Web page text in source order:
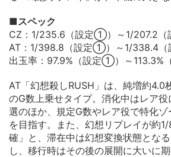
■スペック
CZ：1/235.6（設定①）～1/207.2（
AT：1/398.8（設定①）～1/338.4（
出玉率：97.9%（設定①）～113.3%
AT「幻想殺しRUSH」は、純増約4.0
のG数上乗せタイプ。消化中はレア
選のほか、規定G数やレア役で特化
を目指す。また、幻想リプレイが約
確」と、滞在中は幻想変換状態とな
し、移行時はその後の展開に大いに期